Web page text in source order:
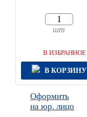
шт
В ИЗБРАННОЕ
В КОРЗИНУ
Оформить
на юр. лицо